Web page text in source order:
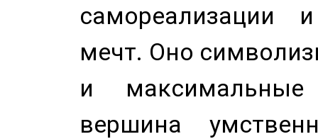
самореализации
мечт. Оно
и
вершина